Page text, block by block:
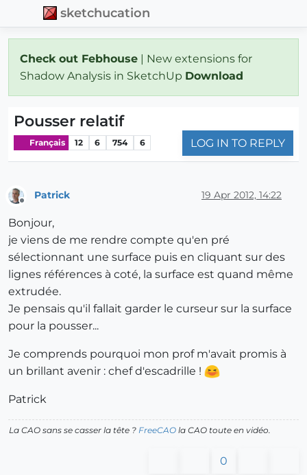
sketchucation
Check out Febhouse | New extensions for
Shadow Analysis in SketchUp Download
Pousser relatif
Français 12 6 754 6 LOG IN TO REPLY
Patrick 19 Apr 2012, 14:22
Bonjour,
je viens de me rendre compte qu'en pré
sélectionnant une surface puis en cliquant sur des
lignes références à coté, la surface est quand même
extrudée.
Je pensais qu'il fallait garder le curseur sur la surface
pour la pousser...
Je comprends pourquoi mon prof m'avait promis à
un brillant avenir : chef d'escadrille !
Patrick
La CAO sans se casser la tête ? FreeCAO la CAO toute en vidéo.
0